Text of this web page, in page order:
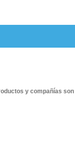
y compañías